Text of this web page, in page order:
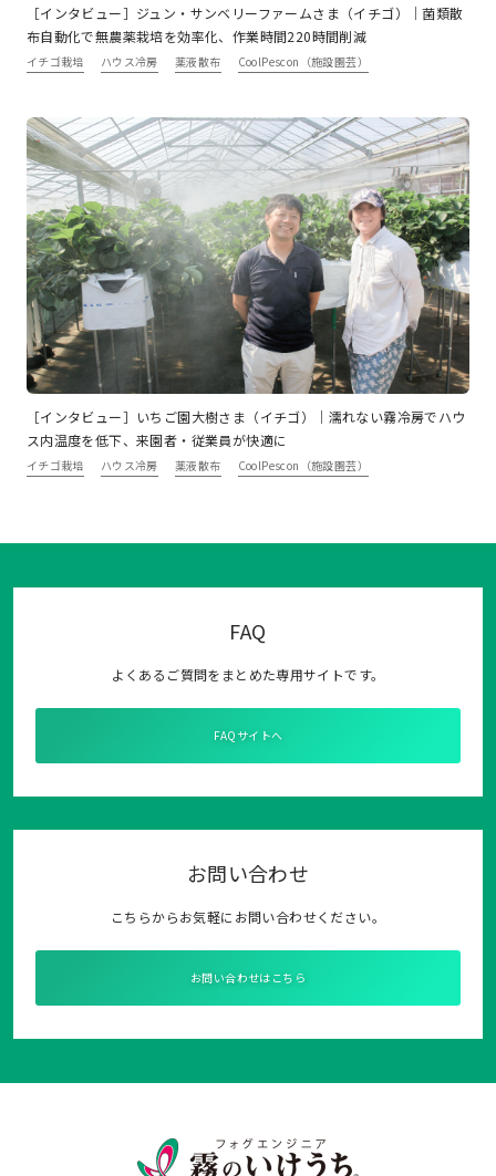
［インタビュー］ジュン・サンベリーファームさま（イチゴ）｜菌類散
布自動化で無農薬栽培を効率化、作業時間220時間削減
イチゴ栽培 ハウス冷房 薬液散布 CoolPescon（施設園芸）
［インタビュー］いちご園大樹さま（イチゴ）｜濡れない霧冷房でハウ
ス内温度を低下、来園者・従業員が快適に
イチゴ栽培 ハウス冷房 薬液散布 CoolPescon（施設園芸）
FAQ
よくあるご質問をまとめた専用サイトです。
FAQサイトへ
お問い合わせ
こちらからお気軽にお問い合わせください。
お問い合わせはこちら